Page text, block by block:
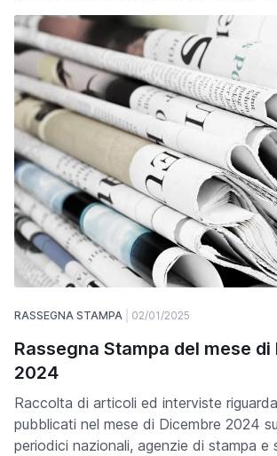
RASSEGNA STAMPA 02/01/2025
Rassegna Stampa del mese di
2024
Raccolta di articoli ed interviste
pubblicati nel mese di Dicembre 2024
periodici nazionali, agenzie di stampa e